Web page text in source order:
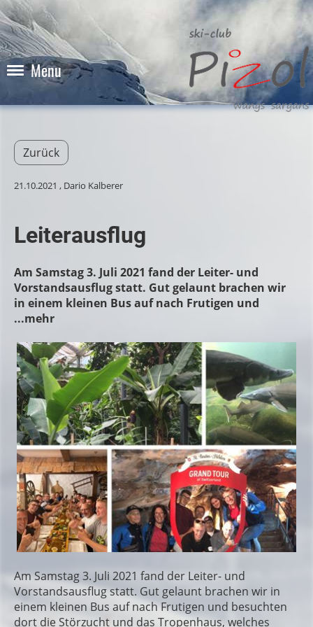
Menu
Zurück
21.10.2021 , Dario Kalberer
Leiterausflug
Am Samstag 3. Juli 2021 fand der Leiter- und
Vorstandsausflug statt. Gut gelaunt brachen wir
in einem kleinen Bus auf nach Frutigen und
...mehr
Am Samstag 3. Juli 2021 fand der Leiter- und
Vorstandsausflug statt. Gut gelaunt brachen wir in
einem kleinen Bus auf nach Frutigen und besuchten
dort die Störzucht und das Tropenhaus, welches